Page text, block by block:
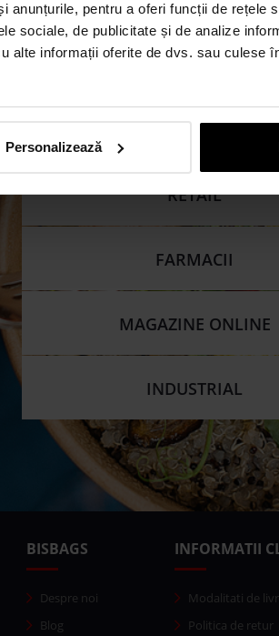
anunțurile, pentru a oferi funcții de rețele
sociale, de publicitate și de analize
alte informații oferite de dvs. sau culese
Personalizează
HORECA
RETAIL
FARMACII
MAGAZINE ONLINE
INDUSTRIAL
BISBAGS
Despre noi
Blog
INFORMATII
Modalitati de
Politica de retur